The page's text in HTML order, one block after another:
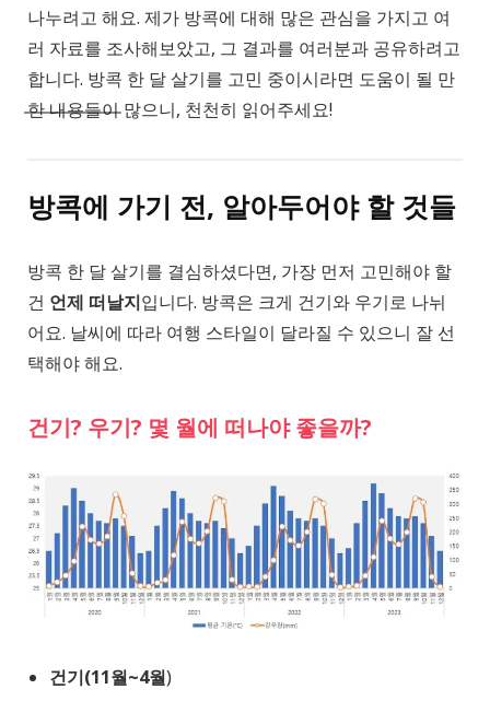
나누려고 해요. 제가 방콕에 대해 많은 관심을 가지고 여
러 자료를 조사해보았고, 그 결과를 여러분과 공유하려고
합니다. 방콕 한 달 살기를 고민 중이시라면 도움이 될 만
한 내용들이 많으니, 천천히 읽어주세요!
방콕에 가기 전, 알아두어야 할 것들
방콕 한 달 살기를 결심하셨다면, 가장 먼저 고민해야 할
건 언제 떠날지입니다. 방콕은 크게 건기와 우기로 나뉘
어요. 날씨에 따라 여행 스타일이 달라질 수 있으니 잘 선
택해야 해요.
건기? 우기? 몇 월에 떠나야 좋을까?
건기(11월~4월)